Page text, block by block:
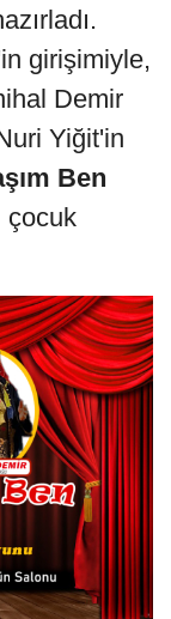
girişimiyle,
Demir
Yiğit'in
Ben
çocuk